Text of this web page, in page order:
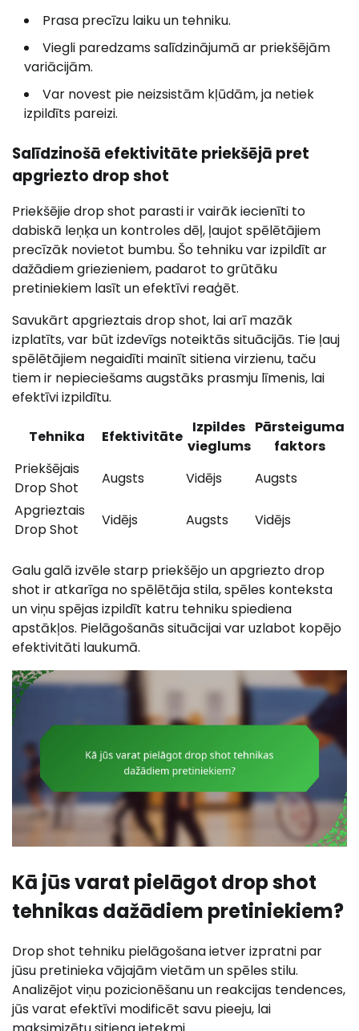
Prasa precīzu laiku un tehniku.
Viegli paredzams salīdzinājumā ar priekšējām
variācijām.
Var novest pie neizsistām kļūdām, ja netiek
izpildīts pareizi.
Salīdzinošā efektivitāte priekšējā pret
apgriezto drop shot
Priekšējie drop shot parasti ir vairāk iecienīti to
dabiskā leņķa un kontroles dēļ, ļaujot spēlētājiem
precīzāk novietot bumbu. Šo tehniku var izpildīt ar
dažādiem griezieniem, padarot to grūtāku
pretiniekiem lasīt un efektīvi reaģēt.
Savukārt apgrieztais drop shot, lai arī mazāk
izplatīts, var būt izdevīgs noteiktās situācijās. Tie ļauj
spēlētājiem negaidīti mainīt sitiena virzienu, taču
tiem ir nepieciešams augstāks prasmju līmenis, lai
efektīvi izpildītu.
Tehnika Efektivitāte
Izpildes
vieglums
Pārsteiguma
faktors
Priekšējais
Drop Shot
Augsts Vidējs
Augsts
Apgrieztais
Drop Shot
Vidējs Augsts Vidējs
Galu galā izvēle starp priekšējo un apgriezto drop
shot ir atkarīga no spēlētāja stila, spēles konteksta
un viņu spējas izpildīt katru tehniku spiediena
apstākļos. Pielāgošanās situācijai var uzlabot kopējo
efektivitāti laukumā.
Kā jūs varat pielāgot drop shot
tehnikas dažādiem pretiniekiem?
Drop shot tehniku pielāgošana ietver izpratni par
jūsu pretinieka vājajām vietām un spēles stilu.
Analizējot viņu pozicionēšanu un reakcijas tendences,
jūs varat efektīvi modificēt savu pieeju, lai